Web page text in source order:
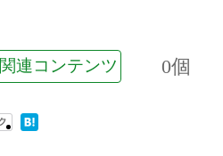
関連コンテンツ 0個